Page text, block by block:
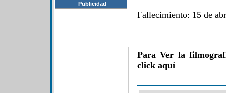
Publicidad
Fallecimiento: 15 de
Para Ver la
click aquí